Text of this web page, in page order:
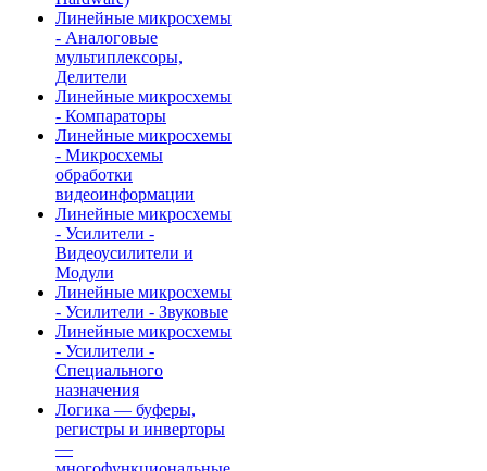
Линейные микросхемы
- Аналоговые
мультиплексоры,
Делители
Линейные микросхемы
- Компараторы
Линейные микросхемы
- Микросхемы
обработки
видеоинформации
Линейные микросхемы
- Усилители -
Видеоусилители и
Модули
Линейные микросхемы
- Усилители - Звуковые
Линейные микросхемы
- Усилители -
Специального
назначения
Логика — буферы,
регистры и инверторы
—